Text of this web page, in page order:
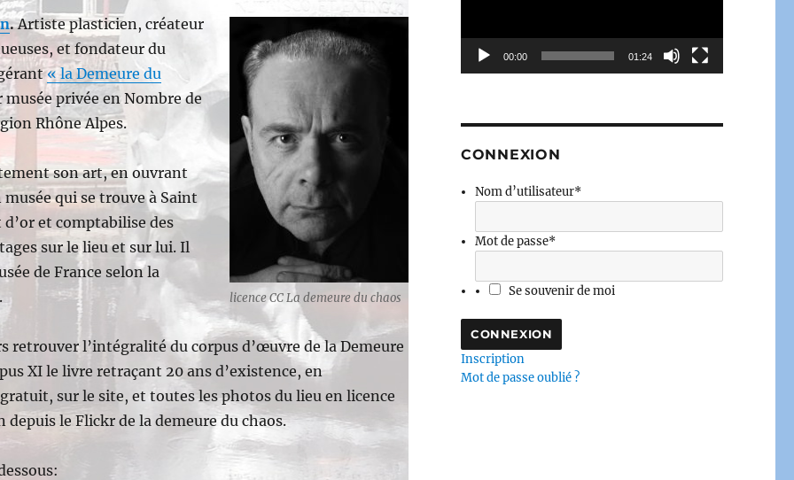
licence CC La demeure du chaos
.Artiste plasticien, créateur
et fondateur du
« la Demeure du
musée privée en Nombre de
Rhône Alpes.
son art, en ouvrant
qui se trouve à Saint
et comptabilise des
sur le lieu et sur lui. Il
de France selon la
retrouver l’intégralité du corpus d’œuvre de la Demeure
XI le livre retraçant 20 ans d’existence, en
sur le site, et toutes les photos du lieu en licence
depuis le Flickr de la demeure du chaos.
00:00 01:24
CONNEXION
Nom d’utilisateur*
Mot de passe*
Se souvenir de moi
Inscription
Mot de passe oublié ?